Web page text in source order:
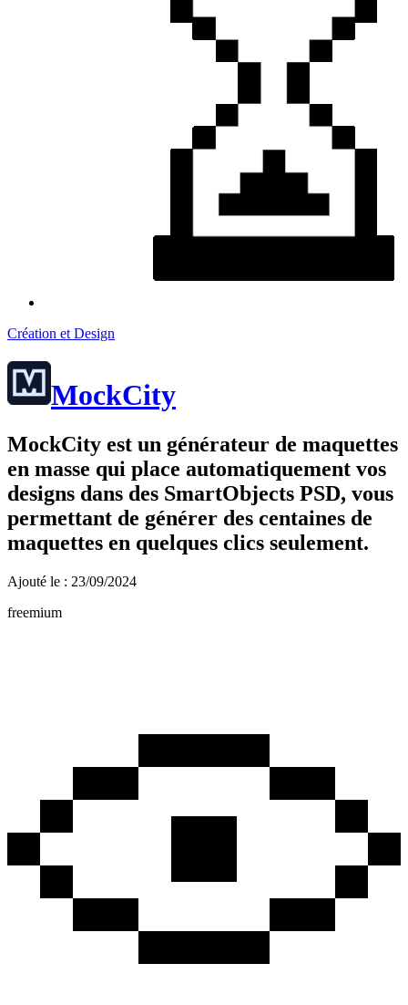
Création et Design
MockCity
MockCity est un générateur de maquettes
en masse qui place automatiquement vos
designs dans des SmartObjects PSD, vous
permettant de générer des centaines de
maquettes en quelques clics seulement.
Ajouté le : 23/09/2024
freemium